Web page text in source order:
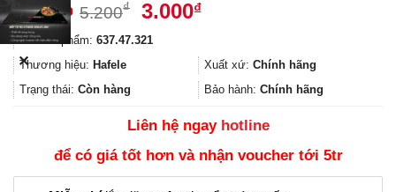
5.200₫
Giá
là:
5.200₫.
3.000₫Giá
là:
3.000₫.
Mã sản phẩm: 637.47.321
Thương hiệu: Hafele Xuất xứ: Chính hãng
Trạng thái: Còn hàng Bảo hành: Chính hãng
Liên hệ ngay hotline
để có giá tốt hơn và nhận voucher tới 5tr
✕